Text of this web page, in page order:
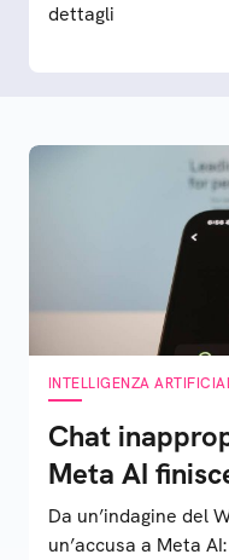
dettagli
INTELLIGENZA
Chat
Meta AI
Da un’indagine del
un’accusa a Meta